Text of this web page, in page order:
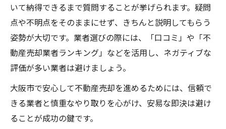
いて納得できるまで質問することが挙げられます。疑問
点や不明点をそのままにせず、きちんと説明してもらう
姿勢が大切です。業者選びの際には、「口コミ」や「不
動産売却業者ランキング」などを活用し、ネガティブな
評価が多い業者は避けましょう。
大阪市で安心して不動産売却を進めるためには、信頼で
きる業者と慎重なやり取りを心がけ、安易な即決は避け
ることが成功の鍵です。